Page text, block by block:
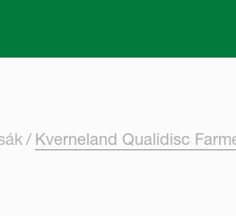
Kverneland Qualidisc